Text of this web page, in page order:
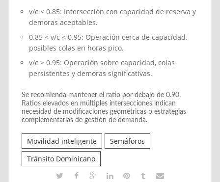
v/c < 0.85: Intersección con capacidad de reserva y
demoras aceptables.
0.85 < v/c < 0.95: Operación cerca de capacidad,
posibles colas en horas pico.
v/c > 0.95: Operación sobre capacidad, colas
persistentes y demoras significativas.
Se recomienda mantener el ratio por debajo de 0.90.
Ratios elevados en múltiples intersecciones indican
necesidad de modificaciones geométricas o estrategias
complementarias de gestión de demanda.
Movilidad inteligente
Semáforos
Tránsito Dominicano